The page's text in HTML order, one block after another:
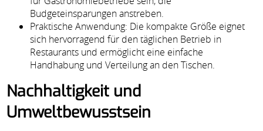
Budgeteinsparungen anstreben.
Praktische Anwendung: Die kompakte Größe eignet
sich hervorragend für den täglichen Betrieb in
Restaurants und ermöglicht eine einfache
Handhabung und Verteilung an den Tischen.
Nachhaltigkeit und
Umweltbewusstsein